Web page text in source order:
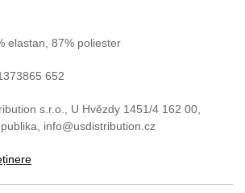
elastan, 87% poliester
652
s.r.o., U Hvězdy 1451/4 162 00,
info@usdistribution.cz